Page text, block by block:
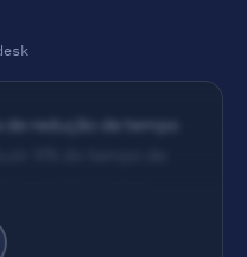
redução de tempo